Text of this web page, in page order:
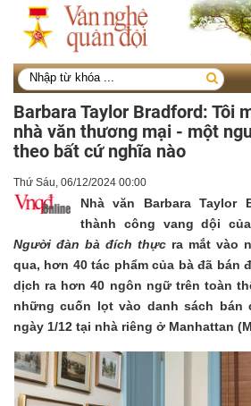
Barbara Taylor Bradford: Tôi
nhà văn thương mại - một
theo bất cứ nghĩa nào
Thứ Sáu, 06/12/2024 00:00
Nhà văn Barbara Taylor
thành công vang dội
Người đàn bà đích thực ra mắt vào
qua, hơn 40 tác phẩm của bà đã bán
dịch ra hơn 40 ngôn ngữ trên toàn
những cuốn lọt vào danh sách bán
ngày 1/12 tại nhà riêng ở Manhattan